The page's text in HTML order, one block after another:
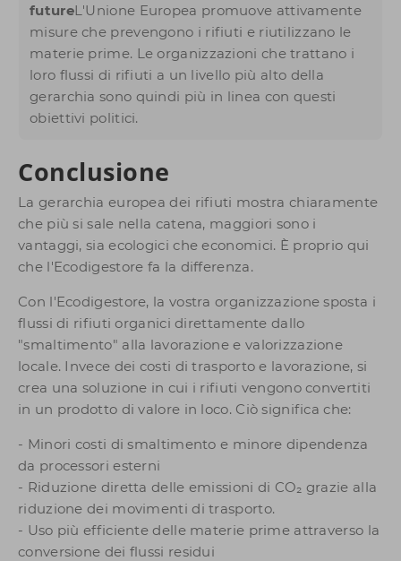
futureL'Unione Europea promuove attivamente
misure che prevengono i rifiuti e riutilizzano le
materie prime. Le organizzazioni che trattano i
loro flussi di rifiuti a un livello più alto della
gerarchia sono quindi più in linea con questi
obiettivi politici.
Conclusione
La gerarchia europea dei rifiuti mostra chiaramente
che più si sale nella catena, maggiori sono i
vantaggi, sia ecologici che economici. È proprio qui
che l'Ecodigestore fa la differenza.
Con l'Ecodigestore, la vostra organizzazione sposta i
flussi di rifiuti organici direttamente dallo
"smaltimento" alla lavorazione e valorizzazione
locale. Invece dei costi di trasporto e lavorazione, si
crea una soluzione in cui i rifiuti vengono convertiti
in un prodotto di valore in loco. Ciò significa che:
- Minori costi di smaltimento e minore dipendenza
da processori esterni
- Riduzione diretta delle emissioni di CO₂ grazie alla
riduzione dei movimenti di trasporto.
- Uso più efficiente delle materie prime attraverso la
conversione dei flussi residui